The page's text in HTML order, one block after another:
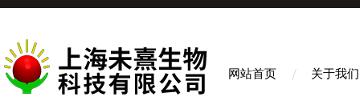
网站首页 关于我们